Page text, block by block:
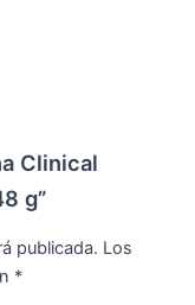
Clinical
g”
publicada. Los
*